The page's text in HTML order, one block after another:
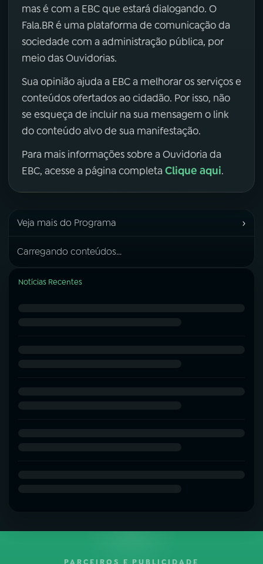
mas é com a EBC que estará dialogando. O
Fala.BR é uma plataforma de comunicação da
sociedade com a administração pública, por
meio das Ouvidorias.
Sua opinião ajuda a EBC a melhorar os serviços e
conteúdos ofertados ao cidadão. Por isso, não
se esqueça de incluir na sua mensagem o link
do conteúdo alvo de sua manifestação.
Para mais informações sobre a Ouvidoria da
EBC, acesse a página completa Clique aqui.
Veja mais do Programa ›
Carregando conteúdos...
Notícias Recentes